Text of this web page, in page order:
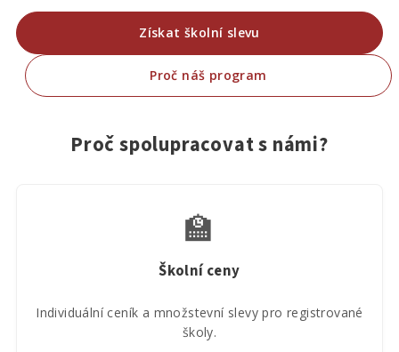
Získat školní slevu
Proč náš program
Proč spolupracovat s námi?
🏫
Školní ceny
Individuální ceník a množstevní slevy pro registrované
školy.